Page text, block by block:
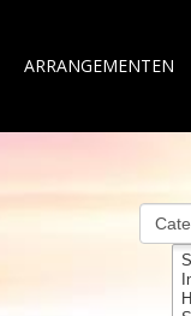
ARRANGEMENTEN